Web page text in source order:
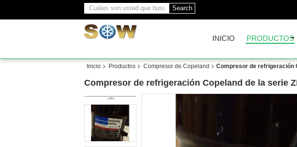
Search
INICIO PRODUCTOS
Inicio Productos Compresor de Copeland Compresor de refrigeración
Compresor de refrigeración Copeland de la serie